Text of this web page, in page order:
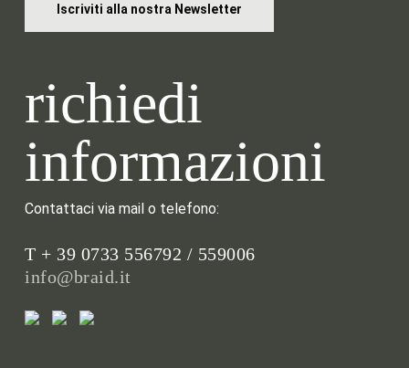
Iscriviti alla nostra Newsletter
richiedi
informazioni
Contattaci via mail o telefono:
T + 39 0733 556792 / 559006
info@braid.it